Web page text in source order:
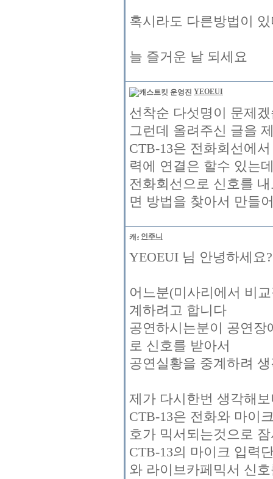
혹시라도 다른방법이
늘 즐거운 날 되세요
YEOEUI
선착순 다섯명이 문제
그런데 올려주신 글을
CTB-13은 전화회선에
력에 연결은 할수 있는
전화회선으로 신호를
면 방법을 찾아서 만들
인주니
YEOEUI 님 안녕하세요?
어느분(미사리에서 비
계하려고 합니다
공연하시는분이 공연
로 신호를 받아서
공연실황을 중계하려
제가 다시한번 생각해
CTB-13은 전화와 마이
호가 믹서되는것으로
CTB-13의 마이크 입력
와 라이브카페믹서 신